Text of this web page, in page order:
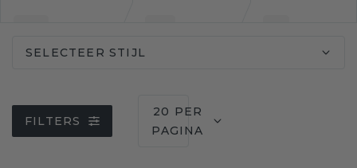
SELECTEER STIJL
FILTERS
20 PER
PAGINA